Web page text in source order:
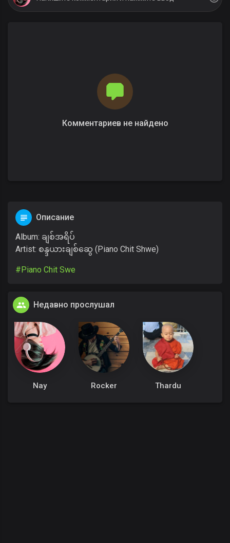
Комментариев не найдено
Описание
Album: ချစ်အရိပ်
Artist: စန္ဒယားချစ်ဆွေ (Piano Chit Shwe)
#Piano Chit Swe
Недавно прослушал
Nay Rocker Thardu